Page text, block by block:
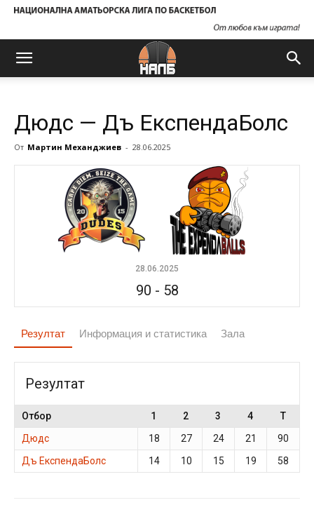
Дюдс — Дъ ЕкспендаБолс
От Мартин Механджиев - 28.06.2025
28.06.2025
90 - 58
Резултат Информация и статистика Зала
Резултат
Отбор 1 2 3 4
T
Дюдс
18 27 24 21
90
Дъ ЕкспендаБолс
14 10 15 19 58